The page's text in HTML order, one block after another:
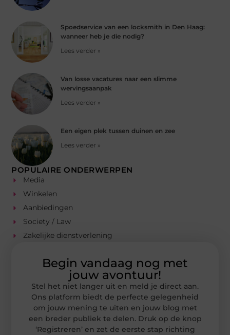
Spoedservice van een locksmith in Den Haag:
wanneer heb je die nodig?
Lees verder »
Van losse vacatures naar een slimme
wervingsaanpak
Lees verder »
Een eigen plek tussen duinen en zee
Lees verder »
POPULAIRE ONDERWERPEN
Media
Winkelen
Aanbiedingen
Society / Law
Zakelijke dienstverlening
Begin vandaag nog met
jouw avontuur!
Stel het niet langer uit en meld je direct aan.
Ons platform biedt de perfecte gelegenheid
om jouw mening te uiten en jouw blog met
een breder publiek te delen. Druk op de knop
‘Registreren’ en zet de eerste stap richting